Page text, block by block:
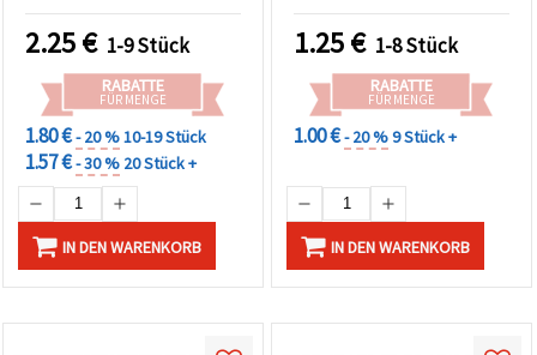
2.25€ 1-9 Stück
RABATTE
FÜR MENGE
1.80 €- 20 %10-19 Stück
1.57 €- 30 % 20 Stück +
IN DEN WARENKORB
1.25€ 1-8 Stück
RABATTE
FÜR MENGE
1.00 €- 20 %9 Stück +
IN DEN WARENKORB